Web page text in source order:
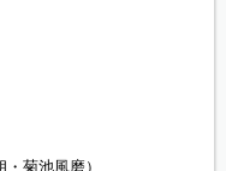
菊池風磨）